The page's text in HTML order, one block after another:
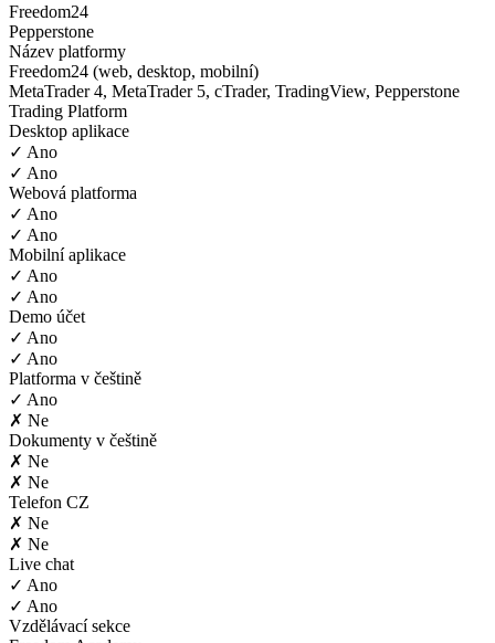
Freedom24
Pepperstone
Název platformy
Freedom24 (web, desktop, mobilní)
MetaTrader 4, MetaTrader 5, cTrader, TradingView, Pepperstone
Trading Platform
Desktop aplikace
✓ Ano
✓ Ano
Webová platforma
✓ Ano
✓ Ano
Mobilní aplikace
✓ Ano
✓ Ano
Demo účet
✓ Ano
✓ Ano
Platforma v češtině
✓ Ano
✗ Ne
Dokumenty v češtině
✗ Ne
✗ Ne
Telefon CZ
✗ Ne
✗ Ne
Live chat
✓ Ano
✓ Ano
Vzdělávací sekce